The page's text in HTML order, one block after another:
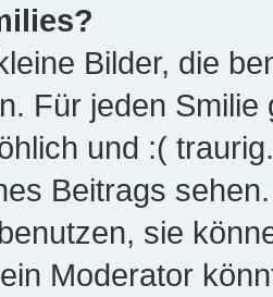
Bilder, die
Für jeden
und :(
Beitrags
sie
Moderator